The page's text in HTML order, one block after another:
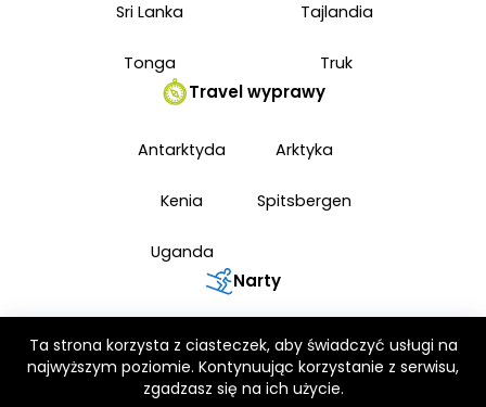
Sri Lanka Tajlandia
Tonga Truk
Travel wyprawy
Antarktyda Arktyka
Kenia Spitsbergen
Uganda
Narty
Japonia narty
Ta strona korzysta z ciasteczek, aby świadczyć usługi na
najwyższym poziomie. Kontynuując korzystanie z serwisu,
zgadzasz się na ich użycie.